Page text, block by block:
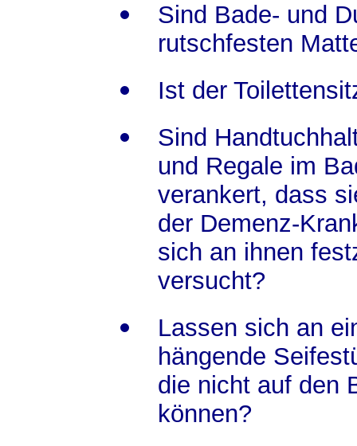
Sind Bade- und
rutschfesten
Ist der
Sind
und Regale im
verankert, dass
der Demenz-
sich an ihnen
versucht?
Lassen sich an
hängende
die nicht auf den
können?